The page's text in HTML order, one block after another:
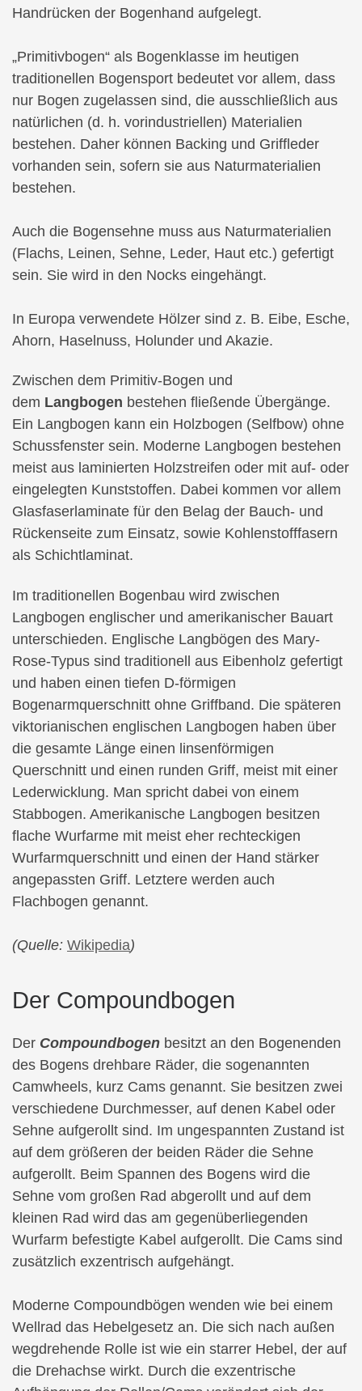
Handrücken der Bogenhand aufgelegt.
„Primitivbogen“ als Bogenklasse im heutigen
traditionellen Bogensport bedeutet vor allem, dass
nur Bogen zugelassen sind, die ausschließlich aus
natürlichen (d. h. vorindustriellen) Materialien
bestehen. Daher können Backing und Griffleder
vorhanden sein, sofern sie aus Naturmaterialien
bestehen.
Auch die Bogensehne muss aus Naturmaterialien
(Flachs, Leinen, Sehne, Leder, Haut etc.) gefertigt
sein. Sie wird in den Nocks eingehängt.
In Europa verwendete Hölzer sind z. B. Eibe, Esche,
Ahorn, Haselnuss, Holunder und Akazie.
Zwischen dem Primitiv-Bogen und
dem Langbogen bestehen fließende Übergänge.
Ein Langbogen kann ein Holzbogen (Selfbow) ohne
Schussfenster sein. Moderne Langbogen bestehen
meist aus laminierten Holzstreifen oder mit auf- oder
eingelegten Kunststoffen. Dabei kommen vor allem
Glasfaserlaminate für den Belag der Bauch- und
Rückenseite zum Einsatz, sowie Kohlenstofffasern
als Schichtlaminat.
Im traditionellen Bogenbau wird zwischen
Langbogen englischer und amerikanischer Bauart
unterschieden. Englische Langbögen des Mary-
Rose-Typus sind traditionell aus Eibenholz gefertigt
und haben einen tiefen D-förmigen
Bogenarmquerschnitt ohne Griffband. Die späteren
viktorianischen englischen Langbogen haben über
die gesamte Länge einen linsenförmigen
Querschnitt und einen runden Griff, meist mit einer
Lederwicklung. Man spricht dabei von einem
Stabbogen. Amerikanische Langbogen besitzen
flache Wurfarme mit meist eher rechteckigen
Wurfarmquerschnitt und einen der Hand stärker
angepassten Griff. Letztere werden auch
Flachbogen genannt.
(Quelle: Wikipedia)
Der Compoundbogen
Der Compoundbogen besitzt an den Bogenenden
des Bogens drehbare Räder, die sogenannten
Camwheels, kurz Cams genannt. Sie besitzen zwei
verschiedene Durchmesser, auf denen Kabel oder
Sehne aufgerollt sind. Im ungespannten Zustand ist
auf dem größeren der beiden Räder die Sehne
aufgerollt. Beim Spannen des Bogens wird die
Sehne vom großen Rad abgerollt und auf dem
kleinen Rad wird das am gegenüberliegenden
Wurfarm befestigte Kabel aufgerollt. Die Cams sind
zusätzlich exzentrisch aufgehängt.
Moderne Compoundbögen wenden wie bei einem
Wellrad das Hebelgesetz an. Die sich nach außen
wegdrehende Rolle ist wie ein starrer Hebel, der auf
die Drehachse wirkt. Durch die exzentrische